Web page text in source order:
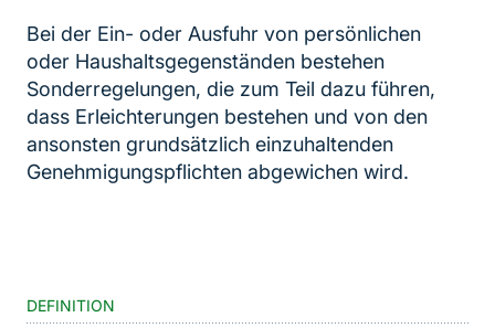
Bei der Ein- oder Ausfuhr von persönlichen
oder Haushaltsgegenständen bestehen
Sonderregelungen, die zum Teil dazu führen,
dass Erleichterungen bestehen und von den
ansonsten grundsätzlich einzuhaltenden
Genehmigungspflichten abgewichen wird.
DEFINITION